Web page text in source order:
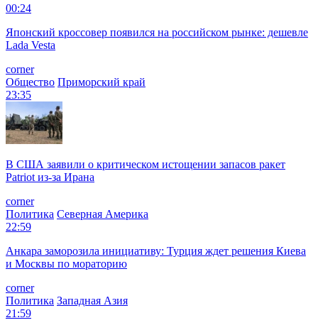
00:24
Японский кроссовер появился на российском рынке: дешевле
Lada Vesta
corner
Общество Приморский край
23:35
В США заявили о критическом истощении запасов ракет
Patriot из-за Ирана
corner
Политика Северная Америка
22:59
Анкара заморозила инициативу: Турция ждет решения Киева
и Москвы по мораторию
corner
Политика Западная Азия
21:59